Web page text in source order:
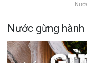
Nước gừng hành